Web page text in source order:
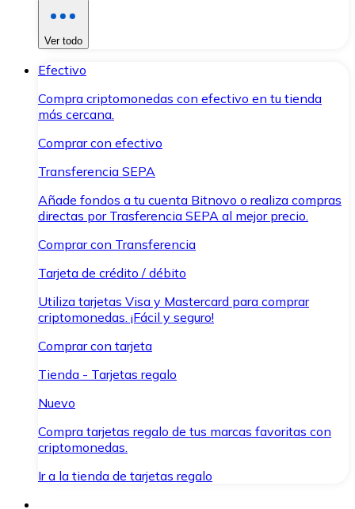
Ver todo
Efectivo
Compra criptomonedas con efectivo en tu tienda
más cercana.
Comprar con efectivo
Transferencia SEPA
Añade fondos a tu cuenta Bitnovo o realiza compras
directas por Trasferencia SEPA al mejor precio.
Comprar con Transferencia
Tarjeta de crédito / débito
Utiliza tarjetas Visa y Mastercard para comprar
criptomonedas. ¡Fácil y seguro!
Comprar con tarjeta
Tienda - Tarjetas regalo
Nuevo
Compra tarjetas regalo de tus marcas favoritas con
criptomonedas.
Ir a la tienda de tarjetas regalo